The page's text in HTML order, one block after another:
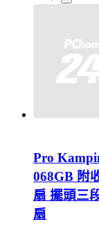
Pro
068GB 附
扇 擺頭三
扇